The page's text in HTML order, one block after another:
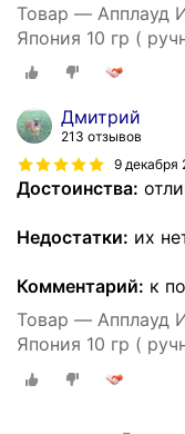
Товар — Апплауд
Япония 10 гр (
Дмитрий
213 отзывов
9 декабря
Достоинства:
Недостатки: их
Комментарий: к
Товар — Апплауд
Япония 10 гр (